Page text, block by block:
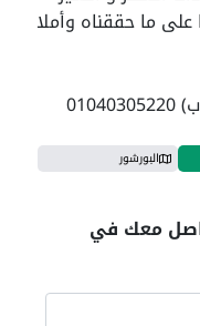
على ما حققناه وأملا
البورشور
معك في